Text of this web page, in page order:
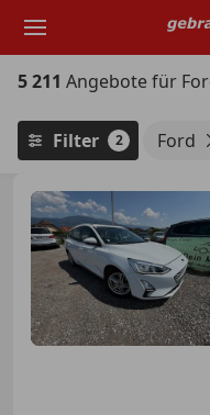
Hauptinhalt
5 211 Angebote für
Filter 2 Ford